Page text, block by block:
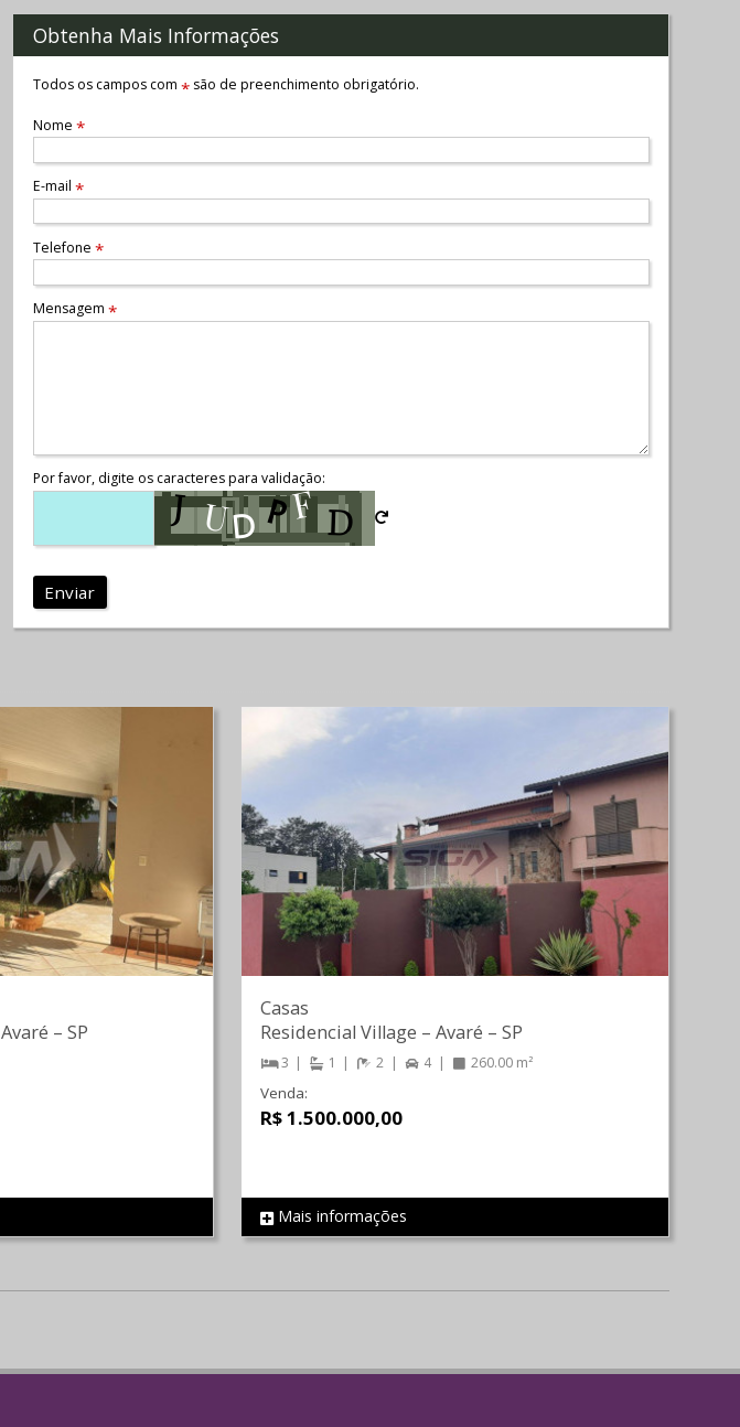
Obtenha Mais Informações
Todos os campos com *são de preenchimento obrigatório.
Nome *
E-mail *
Telefone *
Mensagem *
Por favor, digite os caracteres para validação:
Enviar
Avaré – SP
REF 225
Casas
Residencial Village –Avaré –SP
3 1 2 4 260.00 m²
Venda:
R$ 1.500.000,00
Mais informações